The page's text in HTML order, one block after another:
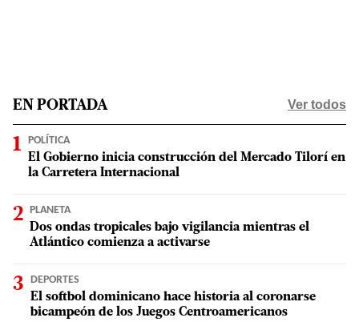
EN PORTADA Ver todos
POLÍTICA
El Gobierno inicia construcción del Mercado Tilorí en
la Carretera Internacional
PLANETA
Dos ondas tropicales bajo vigilancia mientras el
Atlántico comienza a activarse
DEPORTES
El softbol dominicano hace historia al coronarse
bicampeón de los Juegos Centroamericanos